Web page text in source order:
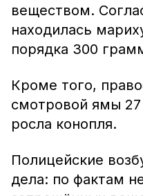
веществом.
находилась
порядка 300
Кроме того,
смотровой ямы
росла конопля.
Полицейские
дела: по фактам